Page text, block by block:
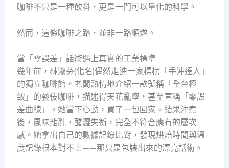
咖啡不只是一種飲料，更是一門可以量化的科學。
然而，這條咖啡之路，並非一路順遂。
當「零誤差」話術遇上真實的工業標準
幾年前，林淑芬(化名)偶然走進一家標榜「手沖達人」
的獨立咖啡館。老闆熱情地介紹一款號稱「全台極
致」的藝伎咖啡，描述得天花亂墜，甚至宣稱「零誤
差曲線」。她當下心動，買了一包回家。結果沖煮
後，風味雜亂，酸澀失衡，完全不符合應有的層次
感。她拿出自己的數據記錄比對，發現烘焙時間與溫
度記錄根本對不上——那只是包裝出來的漂亮話術。